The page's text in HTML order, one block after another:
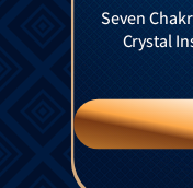
Seven
Crystal